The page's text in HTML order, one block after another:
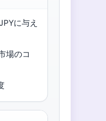
に与え
場のコ